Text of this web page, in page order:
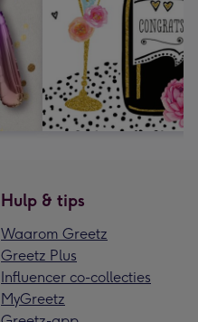
Hulp & tips
Waarom Greetz
Greetz Plus
Influencer co-collecties
MyGreetz